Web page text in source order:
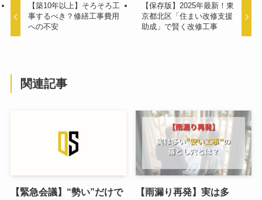
【築10年以上】そろそろ工
事するべき？修繕工事費用
への不安
【保存版】2025年最新！東
京都北区「住まい改修支援
助成」で賢く改修工事
関連記事
【緊急会議】“勢い”だけで 【雨漏り再発】実は多